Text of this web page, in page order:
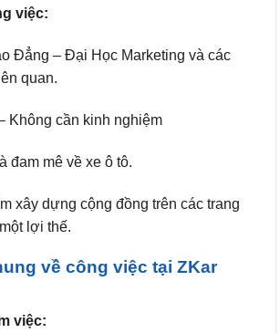
việc:
Đẳng – Đại Học Marketing và các
quan.
Không cần kinh nghiệm
đam mê về xe ô tô.
xây dựng cộng đồng trên các trang
lợi thế.
về công việc tại ZKar
việc: